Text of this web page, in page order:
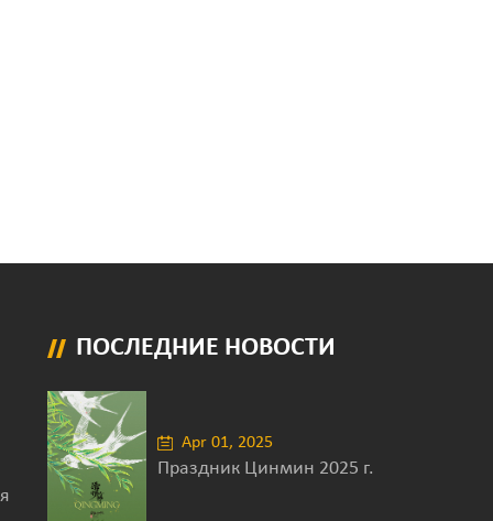
ПОСЛЕДНИЕ НОВОСТИ
Apr 01, 2025
Праздник Цинмин 2025 г.